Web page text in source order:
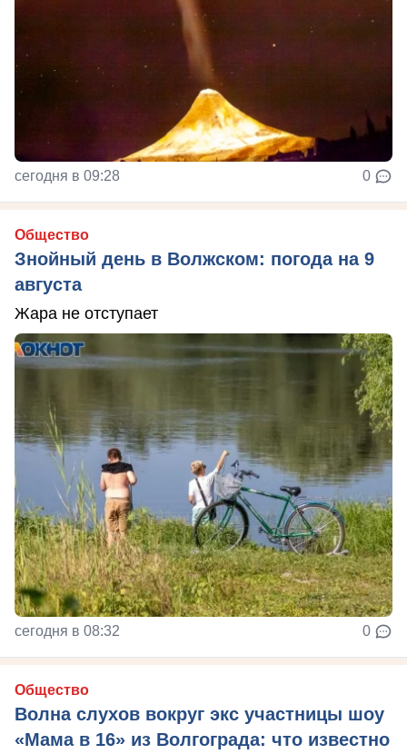
сегодня в 09:28 0
Общество
Знойный день в Волжском: погода на 9
августа
Жара не отступает
сегодня в 08:32 0
Общество
Волна слухов вокруг экс участницы шоу
«Мама в 16» из Волгограда: что известно